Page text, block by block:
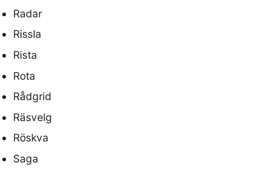
Radar
Rissla
Rista
Rota
Rådgrid
Räsvelg
Röskva
Saga